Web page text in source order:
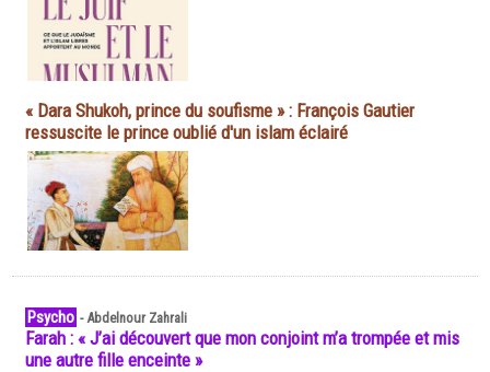
« Dara Shukoh, prince du soufisme » : François Gautier
ressuscite le prince oublié d'un islam éclairé
Psycho -Abdelnour Zahrali
Farah : « J’ai découvert que mon conjoint m’a trompée et mis
une autre fille enceinte »